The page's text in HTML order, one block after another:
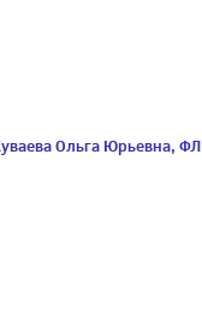
Ольга Юрьевна,